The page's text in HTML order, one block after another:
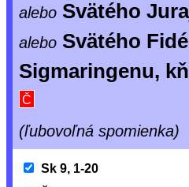
alebo Svätého
alebo Svätého
Sigmaringenu,
Č
(ľubovoľná spomienka)
Sk 9, 1-20